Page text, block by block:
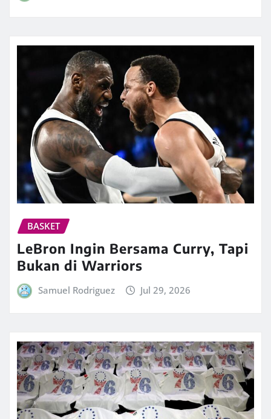
BASKET
LeBron Ingin Bersama Curry, Tapi
Bukan di Warriors
Samuel Rodriguez Jul 29, 2026